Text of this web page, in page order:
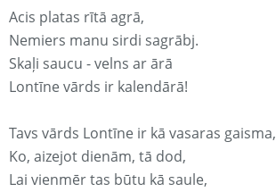
Acis platas rītā agrā,
Nemiers manu sirdi sagrābj.
Skaļi saucu - velns ar ārā
Lontīne vārds ir kalendārā!
Tavs vārds Lontīne ir kā vasaras gaisma,
Ko, aizejot dienām, tā dod,
Lai vienmēr tas būtu kā saule,